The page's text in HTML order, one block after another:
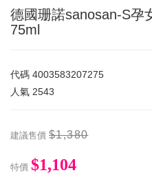
德國珊諾sanosan-S孕
75ml
代碼 4003583207275
人氣 2543
建議售價 $1,380
特價 $1,104